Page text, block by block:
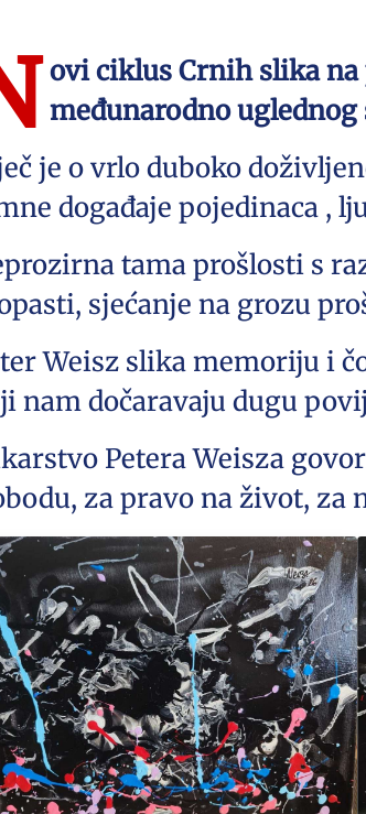
ovi ciklus Crnih slika
međunarodno
je o vrlo duboko
događaje pojedinaca ,
tama prošlosti s
sjećanje na grozu
Weisz slika memoriju i
nam dočaravaju dugu
Petera Weisza
za pravo na život, za